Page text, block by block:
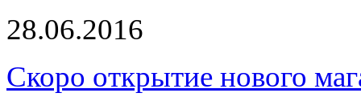
28.06.2016
Скоро открытие нового